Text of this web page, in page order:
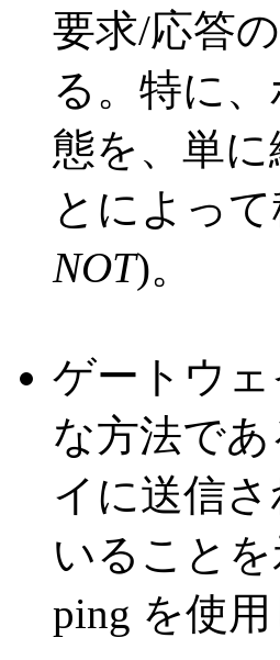
要求/応答
る。特に
態を、単
とによっ
NOT)。
ゲートウ
な方法で
イに送信
いること
ping を使